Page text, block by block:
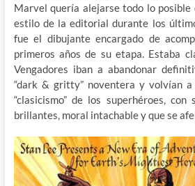
Marvel quería alejarse todo lo posible
estilo de la editorial durante los
fue el dibujante encargado de
primeros años de su etapa. Estaba
Vengadores iban a abandonar
“dark & gritty” noventera y volvían
“clasicismo” de los superhéroes,
brillantes, moral intachable y que se